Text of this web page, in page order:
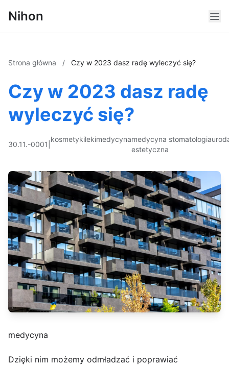
Nihon
Strona główna / Czy w 2023 dasz radę wyleczyć się?
Czy w 2023 dasz radę
wyleczyć się?
30.11.-0001
kosmetykilekimedycynamedycyna
estetyczna
stomatologia
medycyna
Dzięki nim możemy odmładzać i poprawiać